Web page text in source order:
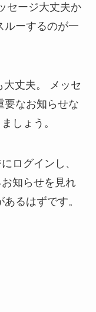
セージ大丈夫か
ルーするのが一
丈夫。
メッセ
要なお知らせな
しょう。
ログインし、
知らせを見れ
るはずです。